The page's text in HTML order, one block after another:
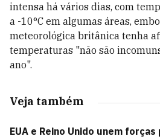
intensa há vários dias, com
a -10°C em algumas áreas,
meteorológica britânica tenha
temperaturas "não são
ano".
Veja também
EUA e Reino Unido unem